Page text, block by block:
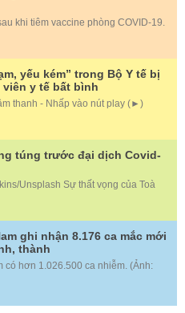
khi tiêm vaccine phòng COVID-19.
yếu kém” trong Bộ Y tế bị
y tế bất bình
thanh - Nhấp vào nút play (►)
túng trước đại dịch Covid-
Unsplash Sự thất vọng của Toà
ghi nhận 8.176 ca mắc mới
thành
có hơn 1.026.500 ca nhiễm. (Ảnh: